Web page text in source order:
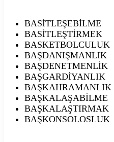
BASİTLEŞEBİLME
BASİTLEŞTİRMEK
BASKETBOLCULUK
BAŞDANIŞMANLIK
BAŞDENETMENLİK
BAŞGARDİYANLIK
BAŞKAHRAMANLIK
BAŞKALAŞABİLME
BAŞKALAŞTIRMAK
BAŞKONSOLOSLUK